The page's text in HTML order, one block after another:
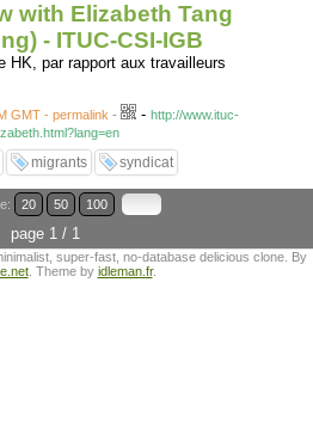
with Elizabeth Tang
- ITUC-CSI-IGB
HK, par rapport aux travailleurs
GMT - permalink - - http://www.ituc-
migrants syndicat
20 50 100
page 1 / 1
super-fast, no-database delicious clone. By
. Theme by idleman.fr.